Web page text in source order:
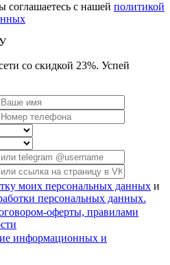
с нашей политикой
со скидкой 23%. Успей
моих персональных данных и
персональных данных.
оферты, правилами
информационных и